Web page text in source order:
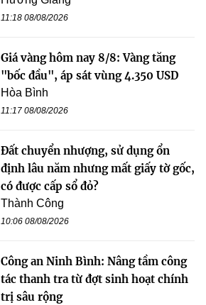
11:18 08/08/2026
Giá vàng hôm nay 8/8: Vàng tăng
"bốc đầu", áp sát vùng 4.350 USD
Hòa Bình
11:17 08/08/2026
Đất chuyển nhượng, sử dụng ổn
định lâu năm nhưng mất giấy tờ gốc,
có được cấp sổ đỏ?
Thành Công
10:06 08/08/2026
Công an Ninh Bình: Nâng tầm công
tác thanh tra từ đợt sinh hoạt chính
trị sâu rộng